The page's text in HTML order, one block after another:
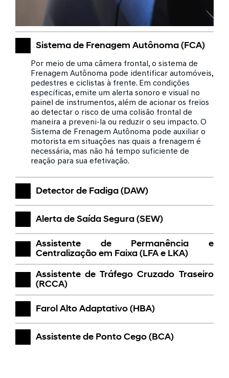
Sistema de Frenagem Autônoma (FCA)
Por meio de uma câmera frontal, o sistema de
Frenagem Autônoma pode identificar automóveis,
pedestres e ciclistas à frente. Em condições
específicas, emite um alerta sonoro e visual no
painel de instrumentos, além de acionar os freios
ao detectar o risco de uma colisão frontal de
maneira a preveni-la ou reduzir o seu impacto. O
Sistema de Frenagem Autônoma pode auxiliar o
motorista em situações nas quais a frenagem é
necessária, mas não há tempo suficiente de
reação para sua efetivação.
Detector de Fadiga (DAW)
Alerta de Saída Segura (SEW)
Assistente de Permanência e
Centralização em Faixa (LFA e LKA)
Assistente de Tráfego Cruzado Traseiro
(RCCA)
Farol Alto Adaptativo (HBA)
Assistente de Ponto Cego (BCA)